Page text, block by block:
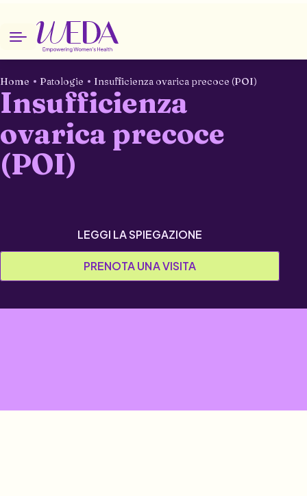
Home Patologie Insufficienza ovarica precoce (POI)
Insufficienza
ovarica precoce
(POI)
PRENOTA UNA VISITA
LEGGI LA SPIEGAZIONE